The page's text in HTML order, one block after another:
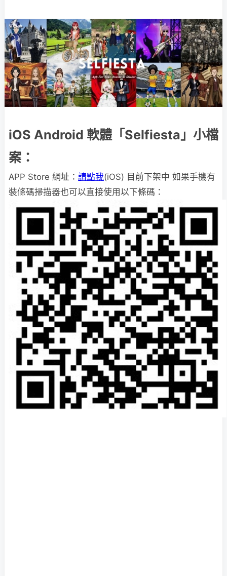
iOS Android 軟體「Selfiesta」小檔
案：
APP Store 網址： 請點我(iOS) 目前下架中 如果手機有
裝條碼掃描器也可以直接使用以下條碼：